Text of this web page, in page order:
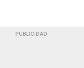
PUBLICIDAD